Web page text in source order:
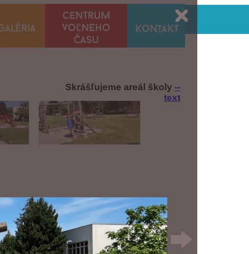
Skrášľujeme areál školy --
text